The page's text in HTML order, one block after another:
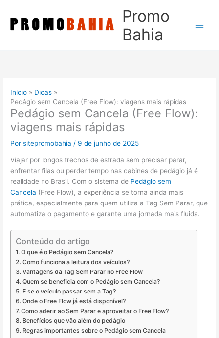
Promo
Bahia
Início
Dicas
Pedágio sem Cancela (Free Flow): viagens mais rápidas
Pedágio sem Cancela (Free Flow):
viagens mais rápidas
Porsitepromobahia / 9 de junho de 2025
Viajar por longos trechos de estrada sem precisar parar,
enfrentar filas ou perder tempo nas cabines de pedágio já é
realidade no Brasil. Com o sistema de Pedágio sem
Cancela (Free Flow), a experiência se torna ainda mais
prática, especialmente para quem utiliza a Tag Sem Parar, que
automatiza o pagamento e garante uma jornada mais fluida.
Conteúdo do artigo
O que é o Pedágio sem Cancela?
Como funciona a leitura dos veículos?
Vantagens da Tag Sem Parar no Free Flow
Quem se beneficia com o Pedágio sem Cancela?
E se o veículo passar sem a Tag?
Onde o Free Flow já está disponível?
Como aderir ao Sem Parar e aproveitar o Free Flow?
Benefícios que vão além do pedágio
Regras importantes sobre o Pedágio sem Cancela